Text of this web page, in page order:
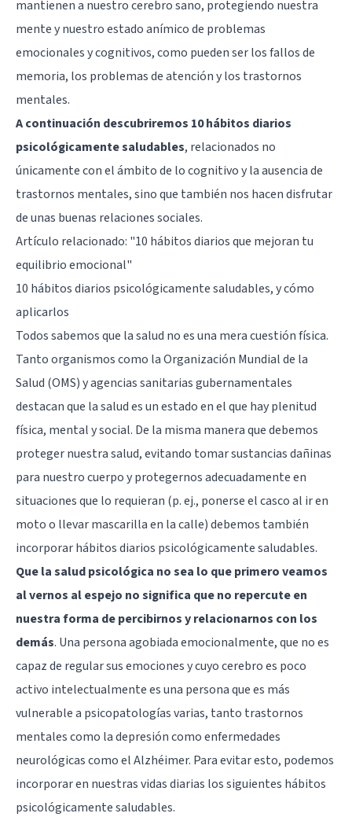
mantienen a nuestro cerebro sano, protegiendo nuestra
mente y nuestro estado anímico de problemas
emocionales y cognitivos, como pueden ser los fallos de
memoria, los problemas de atención y los trastornos
mentales.
A continuación descubriremos 10 hábitos diarios
psicológicamente saludables, relacionados no
únicamente con el ámbito de lo cognitivo y la ausencia de
trastornos mentales, sino que también nos hacen disfrutar
de unas buenas relaciones sociales.
Artículo relacionado: "10 hábitos diarios que mejoran tu
equilibrio emocional"
10 hábitos diarios psicológicamente saludables, y cómo
aplicarlos
Todos sabemos que la salud no es una mera cuestión física.
Tanto organismos como la Organización Mundial de la
Salud (OMS) y agencias sanitarias gubernamentales
destacan que la salud es un estado en el que hay plenitud
física, mental y social. De la misma manera que debemos
proteger nuestra salud, evitando tomar sustancias dañinas
para nuestro cuerpo y protegernos adecuadamente en
situaciones que lo requieran (p. ej., ponerse el casco al ir en
moto o llevar mascarilla en la calle) debemos también
incorporar hábitos diarios psicológicamente saludables.
Que la salud psicológica no sea lo que primero veamos
al vernos al espejo no significa que no repercute en
nuestra forma de percibirnos y relacionarnos con los
demás. Una persona agobiada emocionalmente, que no es
capaz de regular sus emociones y cuyo cerebro es poco
activo intelectualmente es una persona que es más
vulnerable a psicopatologías varias, tanto trastornos
mentales como la depresión como enfermedades
neurológicas como el Alzhéimer. Para evitar esto, podemos
incorporar en nuestras vidas diarias los siguientes hábitos
psicológicamente saludables.